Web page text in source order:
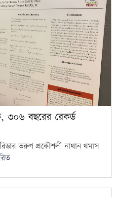
চোরের আঙুল বিচ্ছিন্ন
শহিদ পরিবার ও আহতদের
ফ্ল্যাট নির্মাণকাজের উদ্বোধন
আন্দোলনের সব
স্বচ্ছ বিচার হবে: প্রধানমন্ত্রী
বিশ্ববিদ্যালয়, তদন্ত কমিটি
পরীক্ষার নতুন সময়সূচি
৩০৬ বছরের রেকর্ড
তরুণ প্রকৌশলী নাথান থমাস